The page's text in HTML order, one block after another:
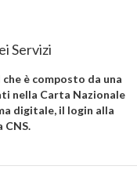
Servizi
che è composto da una
nella Carta Nazionale
digitale, il login alla
CNS.